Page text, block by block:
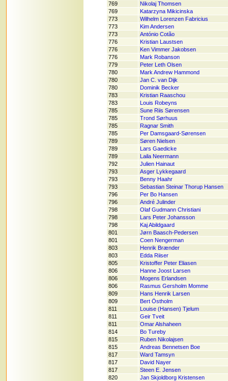
769
Nikolaj Thomsen
769
Katarzyna Mikicinska
773
Wilhelm Lorenzen Fabricius
773
Kim Andersen
773
António Cotão
776
Kristian Laustsen
776
Ken Vimmer Jakobsen
776
Mark Robanson
779
Peter Leth Olsen
780
Mark Andrew Hammond
780
Jan C. van Dijk
780
Dominik Becker
783
Kristian Raaschou
783
Louis Robeyns
785
Sune Riis Sørensen
785
Trond Sørhuus
785
Ragnar Smith
785
Per Damsgaard-Sørensen
789
Søren Nielsen
789
Lars Gaedicke
789
Laila Neermann
792
Julien Hainaut
793
Asger Lykkegaard
793
Benny Haahr
793
Sebastian Steinar Thorup Hansen
796
Per Bo Hansen
796
André Julinder
798
Olaf Gudmann Christiani
798
Lars Peter Johansson
798
Kaj Abildgaard
801
Jørn Baasch-Pedersen
801
Coen Nengerman
803
Henrik Brænder
803
Edda Riiser
805
Kristoffer Peter Eliasen
806
Hanne Joost Larsen
806
Mogens Erlandsen
806
Rasmus Gersholm Momme
809
Hans Henrik Larsen
809
Bert Östholm
811
Louise (Hansen) Tjelum
811
Geir Tveit
811
Omar Alshaheen
814
Bo Tureby
815
Ruben Nikolajsen
815
Andreas Bennetsen Boe
817
Ward Tamsyn
817
David Nayer
817
Steen E. Jensen
820
Jan Skjoldborg Kristensen